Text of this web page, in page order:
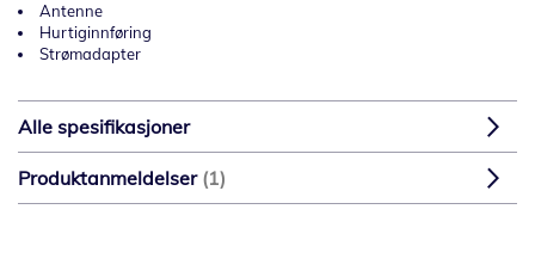
Antenne
Hurtiginnføring
Strømadapter
Alle spesifikasjoner
Produktanmeldelser 1